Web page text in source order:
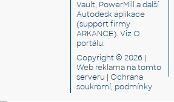
Vault, PowerMill a další
Autodesk aplikace
(support firmy
ARKANCE). VizO
portálu.
Copyright © 2026 |
Web reklama na tomto
serveru |Ochrana
soukromí, podmínky